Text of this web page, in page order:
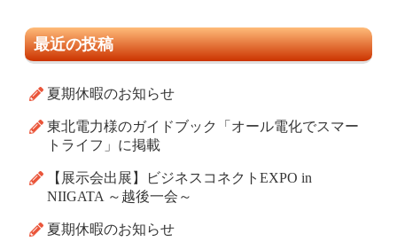
最近の投稿
夏期休暇のお知らせ
東北電力様のガイドブック「オール電化でスマー
トライフ」に掲載
【展示会出展】ビジネスコネクトEXPO in
NIIGATA ～越後一会～
夏期休暇のお知らせ